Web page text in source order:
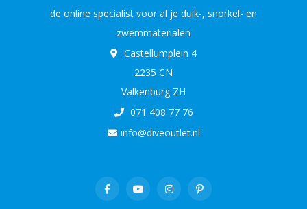
de online specialist voor al je duik-, snorkel- en
zwemmaterialen
Castellumplein 4
2235 CN
Valkenburg ZH
071 408 77 76
info@diveoutlet.nl